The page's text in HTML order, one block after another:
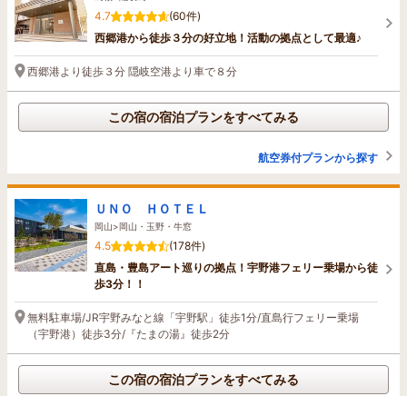
4.7
(60件)
西郷港から徒歩３分の好立地！活動の拠点として最適♪
西郷港より徒歩３分 隠岐空港より車で８分
この宿の宿泊プランをすべてみる
航空券付プランから探す
ＵＮＯ ＨＯＴＥＬ
岡山>岡山・玉野・牛窓
4.5
(178件)
直島・豊島アート巡りの拠点！宇野港フェリー乗場から徒
歩3分！！
無料駐車場/JR宇野みなと線「宇野駅」徒歩1分/直島行フェリー乗場
（宇野港）徒歩3分/『たまの湯』徒歩2分
この宿の宿泊プランをすべてみる